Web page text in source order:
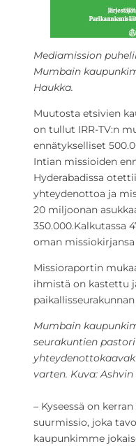
Mediamission
Mumbain
Haukka.
Muutosta etsivien
on tullut IRR-TV:n
ennätykselliset
Intian missioiden
Hyderabadissa
yhteydenottoa ja
20 miljoonan
350.000.Kalkutassa
oman
Missioraportin
ihmistä on kastettu
Mumbain
seurakuntien
varten. Kuva:
– Kyseessä on
suurmissio, joka
kaupunkimme